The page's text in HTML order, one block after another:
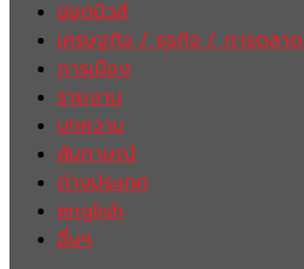
ฮอตนิวส์
เศรษฐกิจ / ธุรกิจ / การตลาด
การเมือง
รายงาน
บทความ
สัมภาษณ์
ต่างประเทศ
english
อื่นๆ